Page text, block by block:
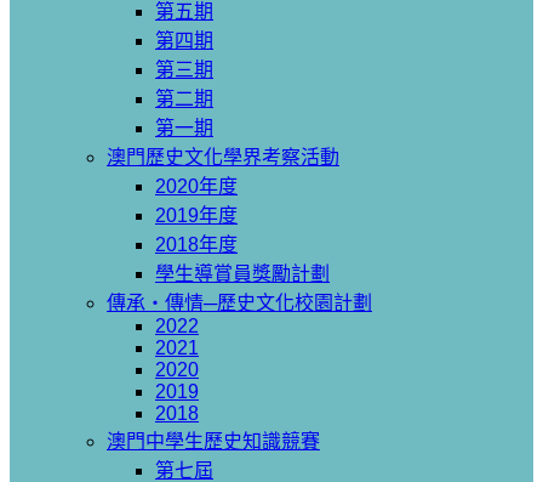
第五期
第四期
第三期
第二期
第一期
澳門歷史文化學界考察活動
2020年度
2019年度
2018年度
學生導賞員獎勵計劃
傳承‧傳情─歷史文化校園計劃
2022
2021
2020
2019
2018
澳門中學生歷史知識競賽
第七屆